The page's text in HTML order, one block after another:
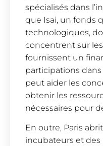
spécialisés dans
que Isai, un fonds
technologiques,
concentrent sur
fournissent un
participations
peut aider les
obtenir les
nécessaires pour
En outre, Paris
incubateurs et des